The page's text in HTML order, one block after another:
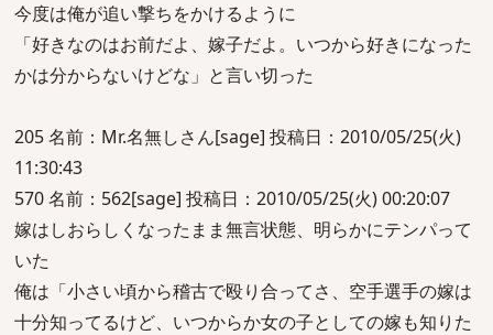
今度は俺が追い撃ちをかけるように
「好きなのはお前だよ、嫁子だよ。いつから好きになった
かは分からないけどな」と言い切った
205 名前：Mr.名無しさん[sage] 投稿日：2010/05/25(火)
11:30:43
570 名前：562[sage] 投稿日：2010/05/25(火) 00:20:07
嫁はしおらしくなったまま無言状態、明らかにテンパって
いた
俺は「小さい頃から稽古で殴り合ってさ、空手選手の嫁は
十分知ってるけど、いつからか女の子としての嫁も知りた